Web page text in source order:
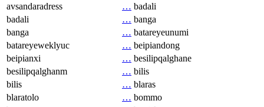
avsandaradress
… badali
badali
… banga
banga
… batareyeunumi
batareyeweklyuc
… beipiandong
beipianxi
… besilipqalghane
besilipqalghanm
… bilis
bilis
… blaras
blaratolo
… bommo